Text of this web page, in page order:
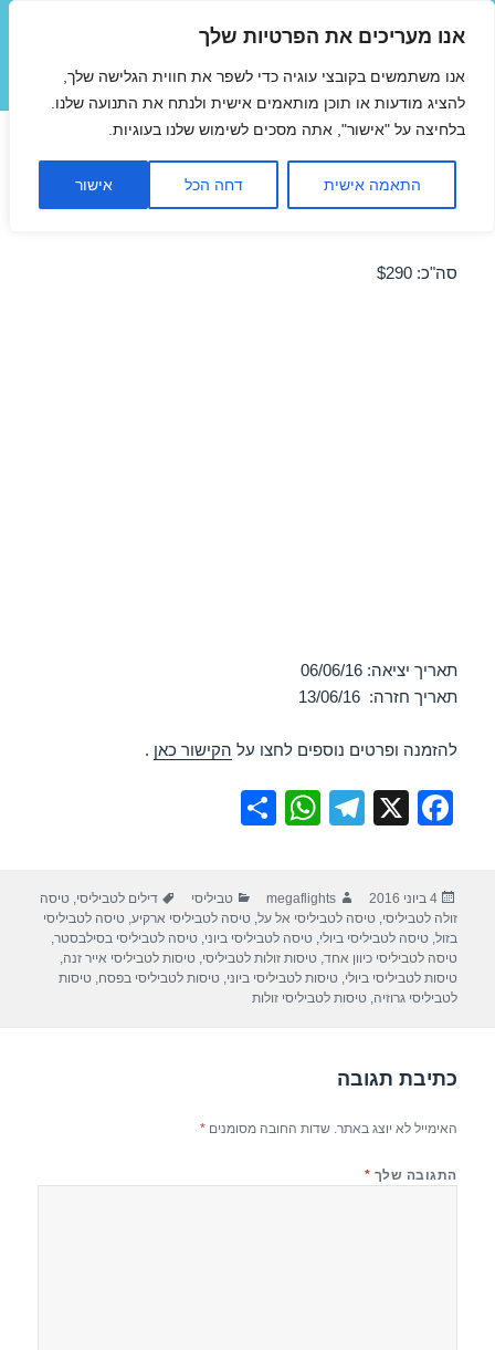
אנו מעריכים את הפרטיות שלך
אנו משתמשים בקובצי עוגיה כדי לשפר את חווית הגלישה שלך,
להציג מודעות או תוכן מותאמים אישית ולנתח את התנועה שלנו.
בלחיצה על "אישור", אתה מסכים לשימוש שלנו בעוגיות.
התאמה אישית דחה הכל אישור
תפריטים
ווידג'טים
טיסות לטביליסי ביוני 06/06/2016
סה"כ: $290
תאריך יציאה: 06/06/16
תאריך חזרה: 13/06/16
להזמנה ופרטים נוספים לחצו על הקישור כאן .
F
e
b
o
X
T
gr
a
m
W
s
A
p
e
פורסם
בתאריך
4 ביוני 2016 מחבר
megaflights קטגוריות
טביליסי תגיות
דילים לטביליסי,טיסה
זולה לטביליסי,טיסה לטביליסי אל על,טיסה לטביליסי ארקיע,טיסה לטביליסי
בזול,טיסה לטביליסי ביולי,טיסה לטביליסי ביוני,טיסה לטביליסי בסילבסטר,
טיסה לטביליסי כיוון אחד,טיסות זולות לטביליסי,טיסות לטביליסי אייר זנה,
טיסות לטביליסי ביולי,טיסות לטביליסי ביוני,טיסות לטביליסי בפסח,טיסות
לטביליסי גרוזיה,טיסות לטביליסי זולות
כתיבת תגובה
האימייל לא יוצג באתר. שדות החובה מסומנים*
התגובה שלך *